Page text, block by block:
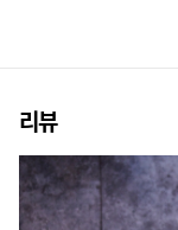
리뷰